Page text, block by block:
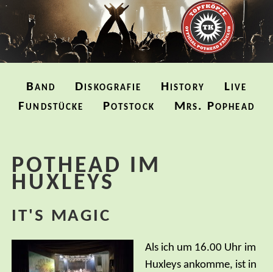
überspringen
Band Diskografie History
Live
Fundstücke
Potstock Mrs. Pophead
POTHEAD IM
HUXLEYS
IT'S MAGIC
Als ich um 16.00 Uhr im
Huxleys ankomme, ist in